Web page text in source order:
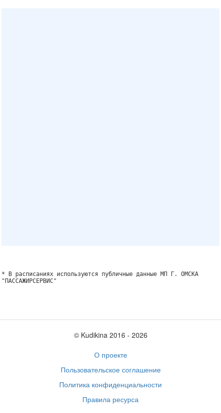
* В расписаниях используются публичные данные МП Г. ОМСКА
"ПАССАЖИРСЕРВИС"
© Kudikina 2016 ‐ 2026
О проекте
Пользовательское соглашение
Политика конфиденциальности
Правила ресурса